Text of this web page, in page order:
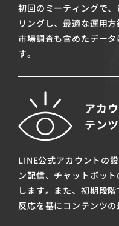
初回のミーティングで
リングし、最適な運用
市場調査も含めたデー
す。
アカ
テン
LINE公式アカウントの
ン配信、チャットボッ
します。また、初期段
反応を基にコンテンツの